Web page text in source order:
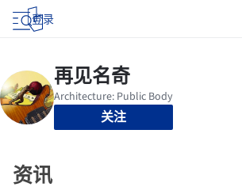
登录
关注
资讯